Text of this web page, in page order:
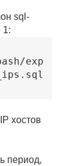
sql-
1:
/exp
.sql
хостов
период,